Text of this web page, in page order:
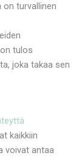
on turvallinen
tulos
joka takaa sen
kaikkiin
voivat antaa